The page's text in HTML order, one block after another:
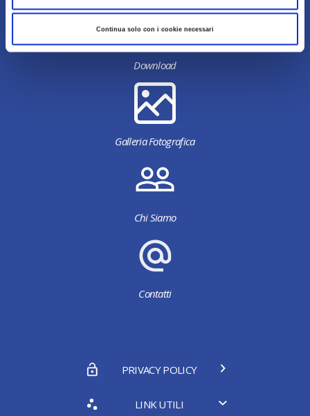
Continua solo con i cookie necessari
Download
Galleria Fotografica
Chi Siamo
Contatti
PRIVACY POLICY
LINK UTILI